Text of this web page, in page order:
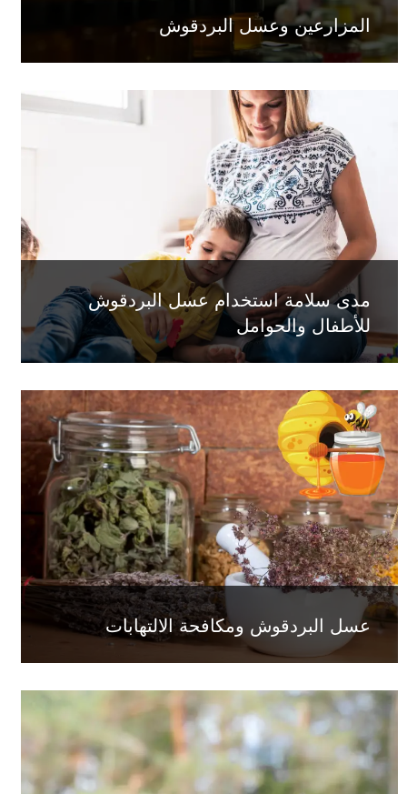
المزارعين وعسل البردقوش
مدى سلامة استخدام عسل البردقوش
للأطفال والحوامل
عسل البردقوش ومكافحة الالتهابات